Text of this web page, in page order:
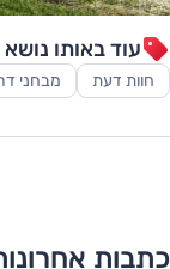
עוד באותו נושא
חוות דעת מבחני
כתבות